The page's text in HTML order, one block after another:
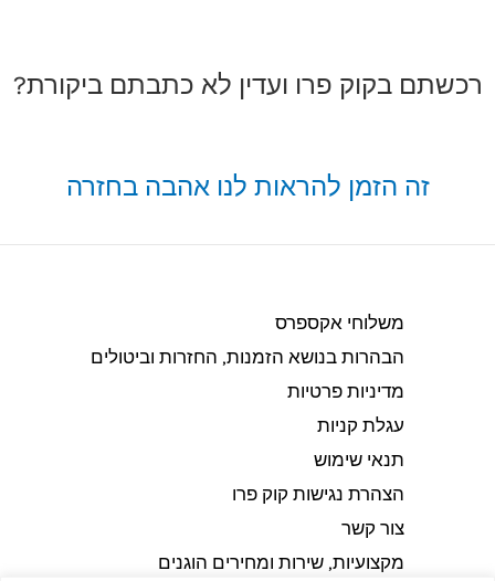
רכשתם בקוק פרו ועדין לא כתבתם ביקורת?
זה הזמן להראות לנו אהבה בחזרה
משלוחי אקספרס
הבהרות בנושא הזמנות, החזרות וביטולים​
מדיניות פרטיות
עגלת קניות
תנאי שימוש
הצהרת נגישות קוק פרו
צור קשר
מקצועיות, שירות ומחירים הוגנים